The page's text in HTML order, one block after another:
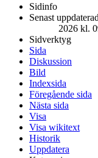
Sidinfo
Senast
2026 kl.
Sidverktyg
Sida
Diskussion
Bild
Indexsida
Föregående sida
Nästa sida
Visa
Visa wikitext
Historik
Uppdatera